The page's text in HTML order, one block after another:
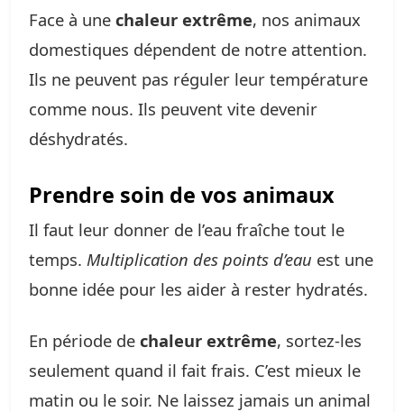
Face à une chaleur extrême, nos animaux
domestiques dépendent de notre attention.
Ils ne peuvent pas réguler leur température
comme nous. Ils peuvent vite devenir
déshydratés.
Prendre soin de vos animaux
Il faut leur donner de l’eau fraîche tout le
temps. Multiplication des points d’eau est une
bonne idée pour les aider à rester hydratés.
En période de chaleur extrême, sortez-les
seulement quand il fait frais. C’est mieux le
matin ou le soir. Ne laissez jamais un animal